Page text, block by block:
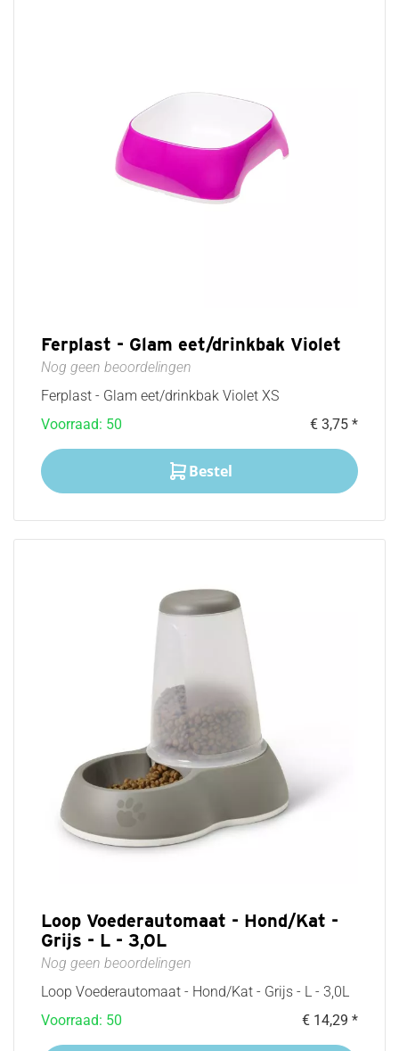
Ferplast - Glam eet/drinkbak Violet
Nog geen beoordelingen
Ferplast - Glam eet/drinkbak Violet XS
Voorraad: 50
€ 3,75 *
Bestel
Loop Voederautomaat - Hond/Kat -
Grijs - L - 3,0L
Nog geen beoordelingen
Loop Voederautomaat - Hond/Kat - Grijs - L - 3,0L
Voorraad: 50
€ 14,29 *